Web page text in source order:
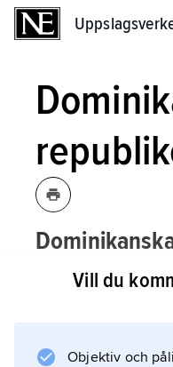
land i Västindien.
har 10,8 miljoner
Vill du
Objektiv och